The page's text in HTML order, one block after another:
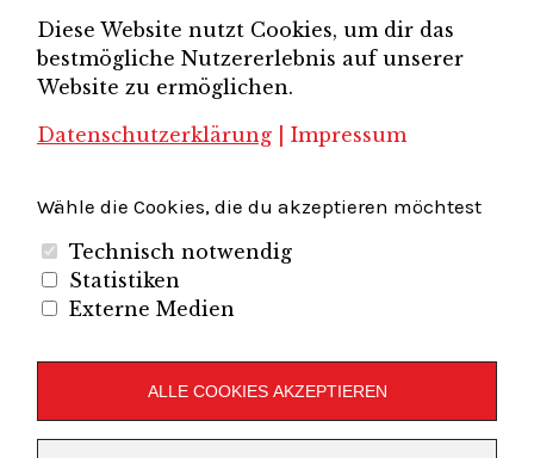
Brandenburg-Berlin e.V.
Unternehmerverband Sachsen e.V. Unternehmervereinigung Uckermark
Unternehmervereinigung Uckermark e.V.
Wirtschaftshof Spandau e.V. Volkswirtschaftlicher Dialog
Unternehmerverband Brandenburg-Berlin e.V.
Folgen Sie uns auf
Diese Website nutzt Cookies, um dir das
bestmögliche Nutzererlebnis auf unserer
Website zu ermöglichen.
Datenschutzerklärung
Impressum
Wähle die Cookies, die du akzeptieren möchtest
Technisch notwendig
Statistiken
Externe Medien
ALLE COOKIES AKZEPTIEREN